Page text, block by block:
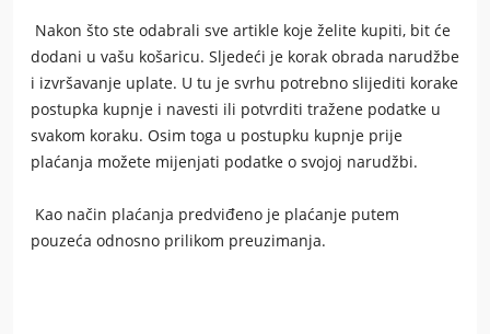
Nakon što ste odabrali sve artikle koje želite kupiti, bit će
dodani u vašu košaricu. Sljedeći je korak obrada narudžbe
i izvršavanje uplate. U tu je svrhu potrebno slijediti korake
postupka kupnje i navesti ili potvrditi tražene podatke u
svakom koraku. Osim toga u postupku kupnje prije
plaćanja možete mijenjati podatke o svojoj narudžbi.
Kao način plaćanja predviđeno je plaćanje putem
pouzeća odnosno prilikom preuzimanja.